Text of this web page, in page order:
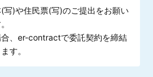
写)や住民票(写)のご提出をお願い
、er-contractで委託契約を締結
す。